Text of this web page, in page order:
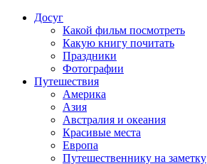
Досуг
Какой фильм посмотреть
Какую книгу почитать
Праздники
Фотографии
Путешествия
Америка
Азия
Австралия и океания
Красивые места
Европа
Путешественнику на заметку